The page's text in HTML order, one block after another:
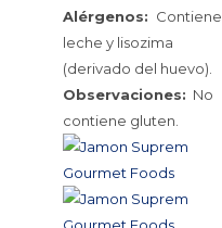
Alérgenos: Contiene
leche y lisozima
(derivado del huevo).
Observaciones: No
contiene gluten.